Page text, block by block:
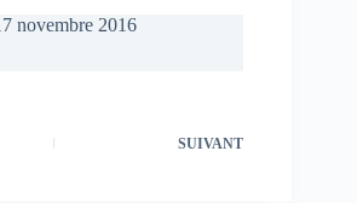
novembre 2016
SUIVANT